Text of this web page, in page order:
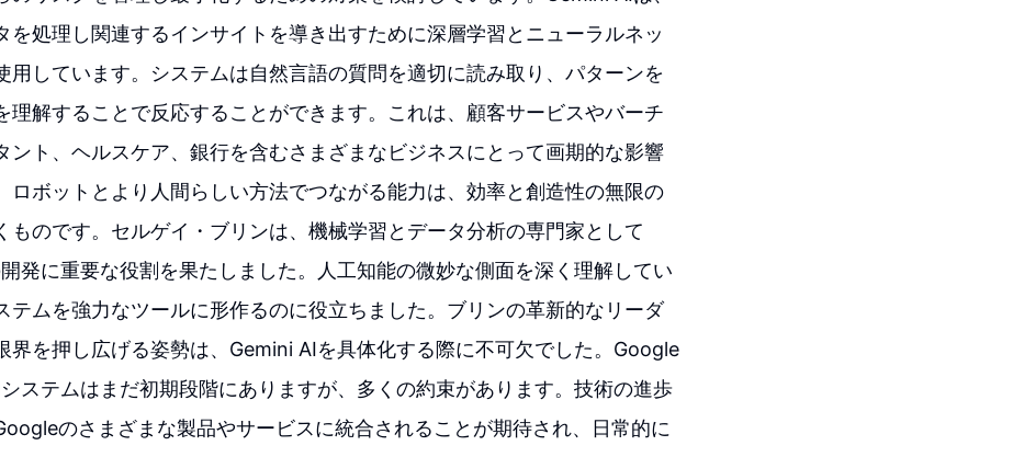
を処理し関連するインサイトを導き出すために深層学習とニューラルネッ
用しています。システムは自然言語の質問を適切に読み取り、パターンを
理解することで反応することができます。これは、顧客サービスやバーチ
ント、ヘルスケア、銀行を含むさまざまなビジネスにとって画期的な影響
ロボットとより人間らしい方法でつながる能力は、効率と創造性の無限の
ものです。セルゲイ・ブリンは、機械学習とデータ分析の専門家として
発に重要な役割を果たしました。人工知能の微妙な側面を深く理解してい
テムを強力なツールに形作るのに役立ちました。ブリンの革新的なリーダ
界を押し広げる姿勢は、Gemini AIを具体化する際に不可欠でした。Google
ステムはまだ初期段階にありますが、多くの約束があります。技術の進歩
のさまざまな製品やサービスに統合されることが期待され、日常的に